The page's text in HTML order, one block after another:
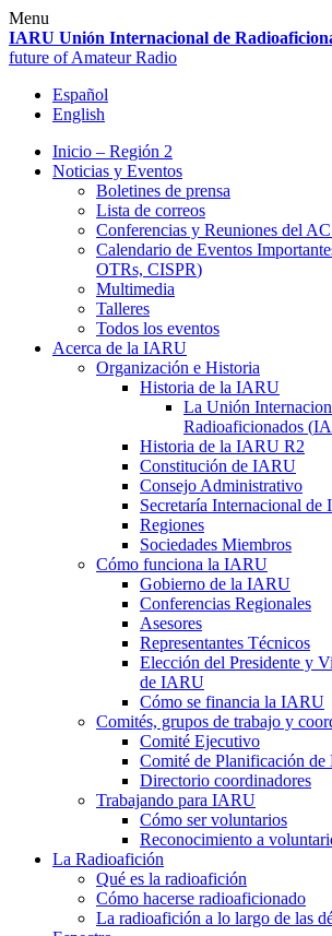
Skip
to
content
Menu
IARU Unión Internacional de
future of Amateur Radio
Español
English
Inicio – Región 2
Noticias y Eventos
Boletines de prensa
Lista de correos
Conferencias y Reuniones del AC
Calendario de Eventos
OTRs, CISPR)
Multimedia
Talleres
Todos los eventos
Acerca de la IARU
Organización e Historia
Historia de la IARU
La Unión
Radioaficionados (
Historia de la IARU R2
Constitución de IARU
Consejo Administrativo
Secretaría Internacional de
Regiones
Sociedades Miembros
Cómo funciona la IARU
Gobierno de la IARU
Conferencias Regionales
Asesores
Representantes Técnicos
Elección del Presidente y
de IARU
Cómo se financia la IARU
Comités, grupos de trabajo y
Comité Ejecutivo
Comité de Planificación de
Directorio coordinadores
Trabajando para IARU
Cómo ser voluntarios
Reconocimiento a
La Radioafición
Qué es la radioafición
Cómo hacerse radioaficionado
La radioafición a lo largo de las